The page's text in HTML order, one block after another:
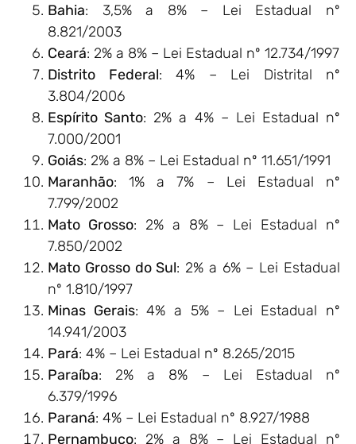
Bahia: 3,5% a 8% – Lei Estadual nº
8.821/2003
Ceará: 2% a 8% – Lei Estadual nº 12.734/1997
Distrito Federal: 4% – Lei Distrital nº
3.804/2006
Espírito Santo: 2% a 4% – Lei Estadual nº
7.000/2001
Goiás: 2% a 8% – Lei Estadual nº 11.651/1991
Maranhão: 1% a 7% – Lei Estadual nº
7.799/2002
Mato Grosso: 2% a 8% – Lei Estadual nº
7.850/2002
Mato Grosso do Sul: 2% a 6% – Lei Estadual
nº 1.810/1997
Minas Gerais: 4% a 5% – Lei Estadual nº
14.941/2003
Pará: 4% – Lei Estadual nº 8.265/2015
Paraíba: 2% a 8% – Lei Estadual nº
6.379/1996
Paraná: 4% – Lei Estadual nº 8.927/1988
Pernambuco: 2% a 8% – Lei Estadual nº